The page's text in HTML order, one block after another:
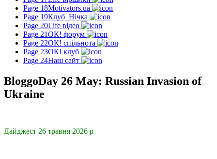
Page 18Motivators.ua
Page 19Клуб_Нічка
Page 20Life відео
Page 21ОК! форум
Page 22ОК! спільнота
Page 23ОК! клуб
Page 24Наш сайт
BloggoDay 26 May: Russian Invasion of
Ukraine
Дайджест 26 травня 2026 р